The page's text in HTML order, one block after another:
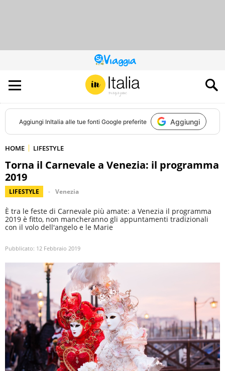
QUESTO
SITO
CONTRIBUISCE
ALL’AUDIENCE
DI
Aggiungi InItalia alle tue fonti Google preferite Aggiungi
HOME LIFESTYLE
Torna il Carnevale a Venezia: il programma
2019
LIFESTYLE Venezia
È tra le feste di Carnevale più amate: a Venezia il programma
2019 è fitto, non mancheranno gli appuntamenti tradizionali
con il volo dell'angelo e le Marie
Pubblicato: 12 Febbraio 2019